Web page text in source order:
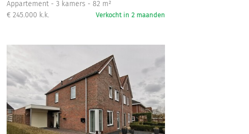
Appartement - 3 kamers - 82 m²
€ 245.000 k.k.
Verkocht in 2 maanden